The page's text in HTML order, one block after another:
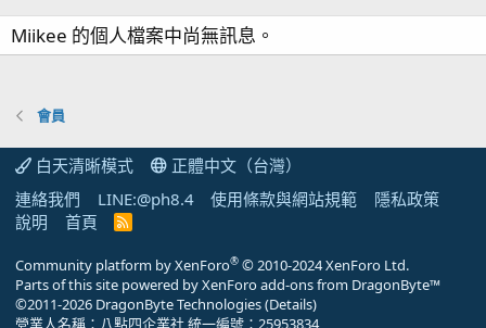
Miikee 的個人檔案中尚無訊息。
會員
白天清晰模式
正體中文（台灣）
連絡我們
LINE:@ph8.4 使用條款與網站規範
隱私政策
說明
首頁
R
Community platform by XenForo® © 2010-2024 XenForo Ltd.
Parts of this site powered byXenForo add-ons from DragonByte™
©2011-2026 DragonByte Technologies(Details)
營業人名稱：八點四企業社 統一編號：25953834